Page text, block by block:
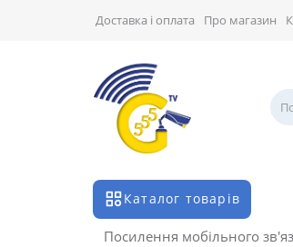
Доставка і оплата Про магазин
Каталог товарів
Посилення мобільного